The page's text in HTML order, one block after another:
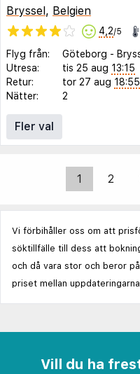
Bryssel, Belgien
4,2/5
Flyg från: Göteborg -
Utresa:
tis 25 aug 13:15
Retur:
tor 27 aug 18:55
Nätter:
2
Fler val
1 2
Vi förbihåller oss om att
söktillfälle till dess att
och då vara stor och beror
priset mellan
Vill du ha